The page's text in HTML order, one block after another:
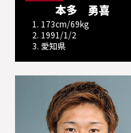
本多 勇喜
1. 173cm/69kg
2. 1991/1/2
3. 愛知県